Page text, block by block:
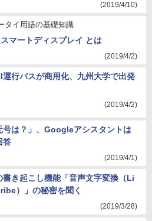
(2019/4/10)
タイ用語の基礎知識
マートディスプレイ とは
(2019/4/2)
運行バスが商用化、九州大学で出発
(2019/4/2)
号は？」、Googleアシスタントは
答
(2019/4/1)
書き起こし機能「音声文字変換（Li
）」の秘密を聞く
(2019/3/28)